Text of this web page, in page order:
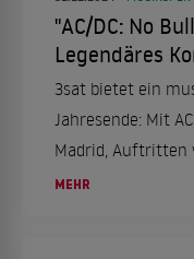
"AC/DC: No
Legendäres
3sat bietet ein
Jahresende: Mit
Madrid, Auftritten
Pet Shop Boys. Ein
MEHR